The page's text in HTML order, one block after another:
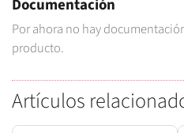
Documentación
Por ahora no hay
producto.
Artículos